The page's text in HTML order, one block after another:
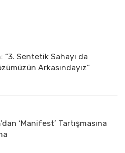
“3. Sentetik Sahayı da
Arkasındayız”
‘Manifest’ Tartışmasına